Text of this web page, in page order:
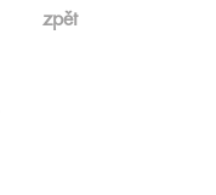
zpět